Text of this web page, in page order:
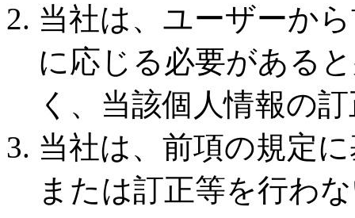
当社は、ユーザーか
に応じる必要がある
く、当該個人情報の
当社は、前項の規定
または訂正等を行わ